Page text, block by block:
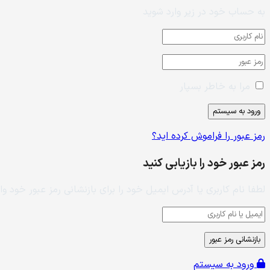
رمز عبور را فراموش کرده اید؟
رمز عبور خود را بازیابی کنید
ورود به سیستم